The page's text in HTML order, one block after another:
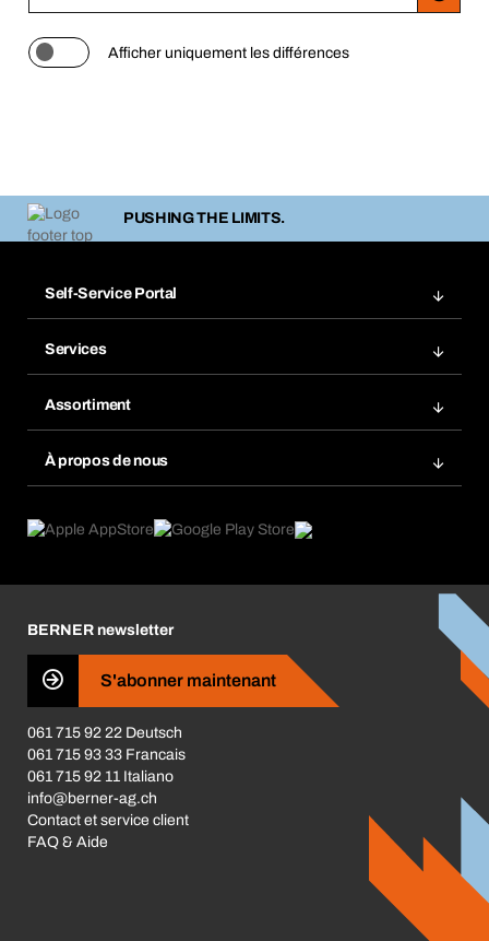
Afficher uniquement les différences
PUSHING THE LIMITS.
Self-Service Portal
Favoris
Réassort
Abonnement
Services
Base données produits chimiques
eProcurement
Guides de choix
Assortiment
À propos de nous
Ce qui nous motive
Les magasins BERNER
Business Conduct
BERNER newsletter
S'abonner maintenant
061 715 92 22 Deutsch
061 715 93 33 Francais
061 715 92 11 Italiano
info@berner-ag.ch
Contact et service client
FAQ & Aide